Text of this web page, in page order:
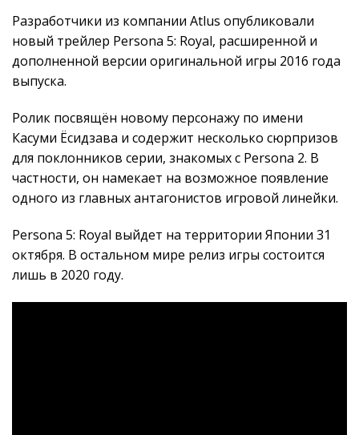
Разработчики из компании Atlus опубликовали
новый трейлер Persona 5: Royal, расширенной и
дополненной версии оригинальной игры 2016 года
выпуска.
Ролик посвящён новому персонажу по имени
Касуми Ёсидзава и содержит несколько сюрпризов
для поклонников серии, знакомых с Persona 2. В
частности, он намекает на возможное появление
одного из главных антагонистов игровой линейки.
Persona 5: Royal выйдет на территории Японии 31
октября. В остальном мире релиз игры состоится
лишь в 2020 году.